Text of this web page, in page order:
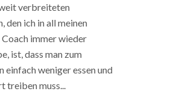
verbreiteten
den ich in all meinen
Coach immer wieder
ist, dass man zum
einfach weniger essen und
treiben muss...